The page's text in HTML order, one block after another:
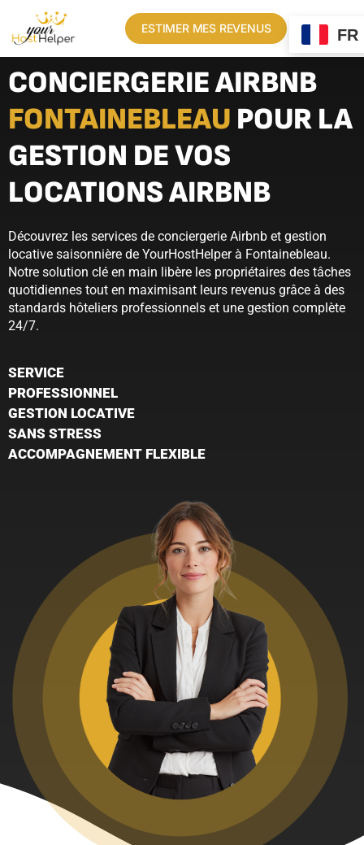
ESTIMER MES REVENUS
CONCIERGERIE AIRBNB
FONTAINEBLEAU POUR LA
GESTION DE VOS
LOCATIONS AIRBNB
Découvrez les services de conciergerie Airbnb et gestion
locative saisonnière de YourHostHelper à Fontainebleau.
Notre solution clé en main libère les propriétaires des tâches
quotidiennes tout en maximisant leurs revenus grâce à des
standards hôteliers professionnels et une gestion complète
24/7.
SERVICE
PROFESSIONNEL
GESTION LOCATIVE
SANS STRESS
ACCOMPAGNEMENT FLEXIBLE
FR